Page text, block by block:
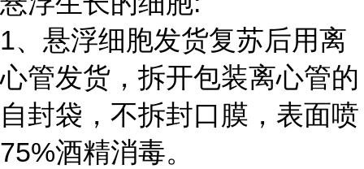
1、悬浮细胞发货复苏后用离
心管发货，拆开包装离心管的
自封袋，不拆封口膜，表面喷
75%酒精消毒。